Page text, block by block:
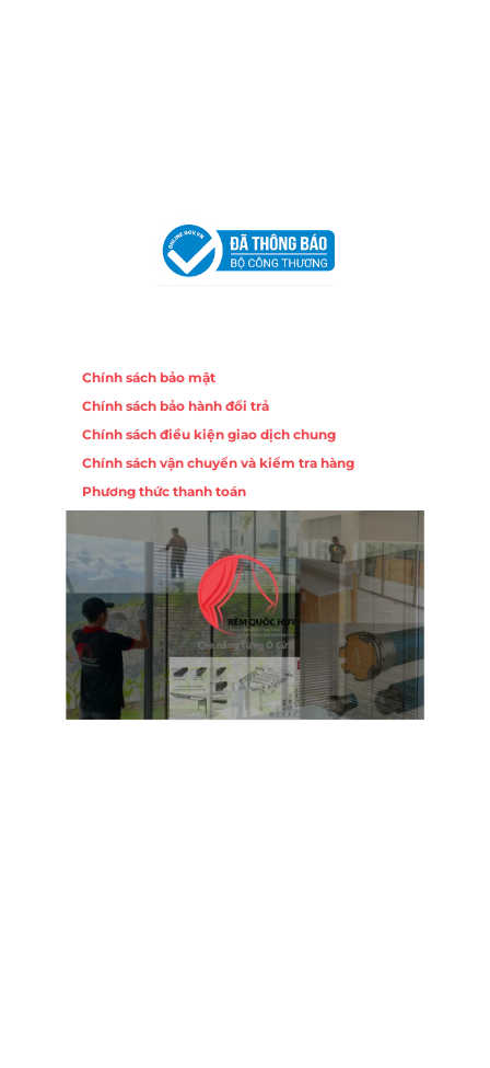
Chính sách bảo mật
Chính sách bảo hành đổi trả
Chính sách điều kiện giao dịch chung
Chính sách vận chuyển và kiểm tra hàng
Phương thức thanh toán